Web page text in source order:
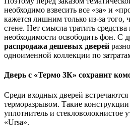
необходимо взвесить все «за» и
кажется лишним только из-за того,
стене. Нет смысла тратить средства
необходимости освободить фон. С
распродажа дешевых дверей
одноименной коллекции по
Дверь с «Термо 3К» сохранит
Среди входных дверей
терморазрывом. Такие
уплотнитель и стекловолокнистое
«Ursa».